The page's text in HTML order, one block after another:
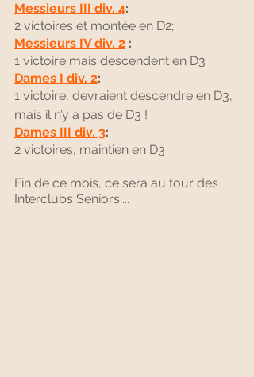
Messieurs III div. 4:
2 victoires et montée en D2;
Messieurs IV div. 2 :
1 victoire mais descendent en D3
Dames I div. 2:
1 victoire, devraient descendre en D3,
mais il n’y a pas de D3 !
Dames III div. 3:
2 victoires, maintien en D3
Fin de ce mois, ce sera au tour des
Interclubs Seniors....